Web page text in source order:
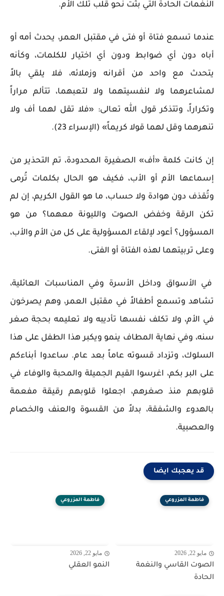
النغمات الحادة التي بثت نحو قلب تلك الأم.
عندما تسمع فتاة أو فتى في مقتبل العمر، يحدث أمه أو
أباه دون أي ضوابط ودون أي اختيار للكلمات، وكأنه
يتحدث مع واحد من أقرانه وزملائه، فلا يلقي بالاً
لمشاعرهما ولا لنفسيتهما ولا لتعبهما، تتألم مراراً
وتكراراً، وتتذكر قول الله تعالى: «فلا تقل لهما أف ولا
تنهرهما وقل لهما قولا كريماً» (الإسراء 23).
إن كانت كلمة «أف» الصغيرة المحدودة، تم التحذير من
إسماعها الأم أو الأب، فكيف هو الحال بكلمات تُرمى
وتُقذف دون هوادة ولا حساب، ما هو القول الكريم، إن لم
تكن الرقة وخفض الصوت والليونة معهما؟ من هو
المسؤول؟ أعود لإلقاء المسؤولية على كل من الأم والأب،
وعلى تربيتهما لهذه الفتاة أو الفتى.
في الأسواق وداخل الأسرة وفي المناسبات العائلية،
تشاهد وتسمع أطفالاً في مقتبل العمر، وهم يصرخون
في الأم، ولا تكلف نفسها تأديبه ولا تعليمه بحجة صغر
سنه، وفي نهاية المطاف ينمو ويكبر هذا الطفل على هذا
السلوك، وتزداد قسوته عاماً بعد عام. ساعدوا أبناءكم
على البر بكم، اغرسوا القيم الجميلة والمحبة والوفاء في
قلوبهم منذ صغرهم، اجعلوا قلوبهم رقيقة مفعمة
بالهدوء والشفقة، بدلاً من القسوة والعنف والخصام
والعصبية.
قد يعجبك ايضا
فاطمة المزروعي
مايو 22, 2026
الصوت القاسي والنغمة
الحادة
فاطمة المزروعي
مايو 22, 2026
النمو العقلي